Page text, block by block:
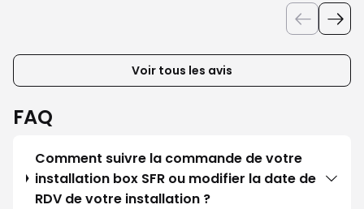
Voir tous les avis
FAQ
Comment suivre la commande de votre
installation box SFR ou modifier la date de
RDV de votre installation ?